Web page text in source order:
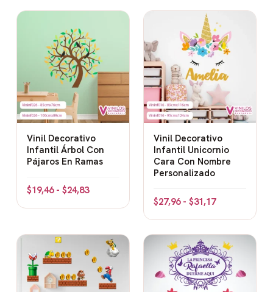
Vinil Decorativo
Infantil Árbol Con
Pájaros En Ramas
$19,46 - $24,83
Vinil Decorativo
Infantil Unicornio
Cara Con Nombre
Personalizado
$27,96 - $31,17